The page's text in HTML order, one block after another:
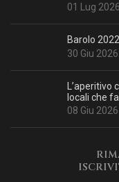
01 Lug 2026
Barolo 2022
30 Giu 2026
locali che
08 Giu 2026